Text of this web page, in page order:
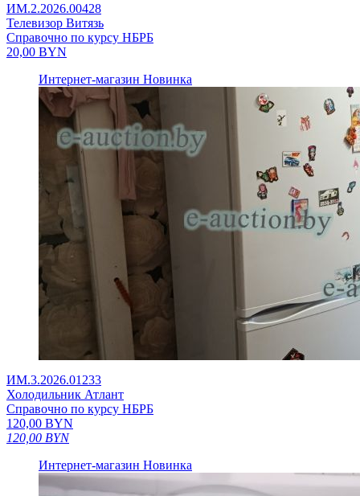
ИМ.2.2026.00428
Телевизор Витязь
Справочно по курсу НБРБ
20,00 BYN
Интернет-магазин Новинка
ИМ.3.2026.01233
Холодильник Атлант
Справочно по курсу НБРБ
120,00 BYN
120,00 BYN
Интернет-магазин Новинка